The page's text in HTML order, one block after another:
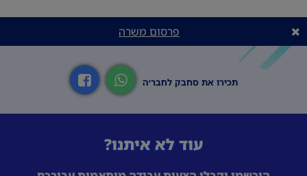
פרסום משרה
תכירו את סחבק לחבר׳ה
עוד לא איתנו?